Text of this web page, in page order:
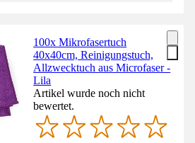
100x Mikrofasertuch
40x40cm, Reinigungstuch,
Allzwecktuch aus Microfaser -
Lila
Artikel wurde noch nicht
bewertet.